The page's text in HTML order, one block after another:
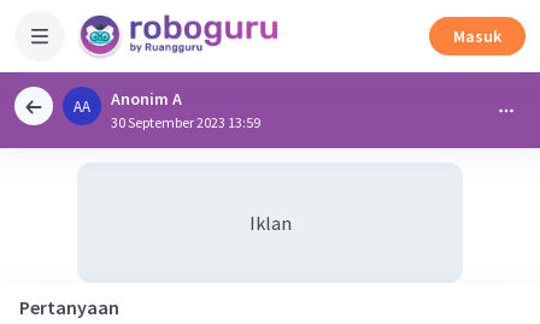
Masuk
AA Anonim A
30 September 2023 13:59
Iklan
Pertanyaan